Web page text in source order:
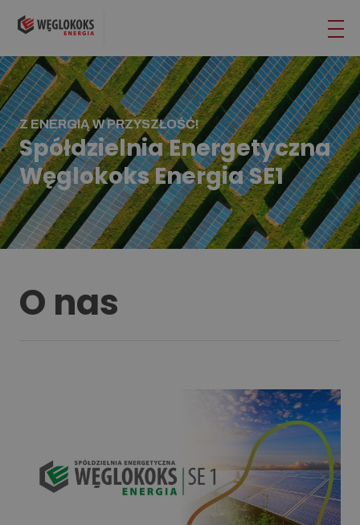
Z ENERGIĄ W PRZYSZŁOŚĆ!
Spółdzielnia Energetyczna
Węglokoks Energia SE1
O nas